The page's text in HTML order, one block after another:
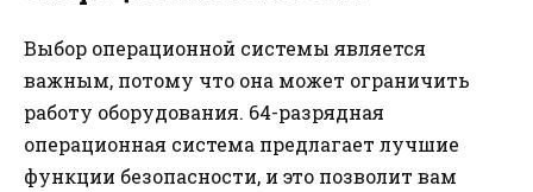
Выбор операционной системы является
важным, потому что она может ограничить
работу оборудования. 64-разрядная
операционная система предлагает лучшие
функции безопасности, и это позволит вам